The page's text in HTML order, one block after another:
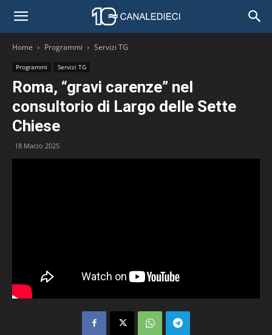
Home Programmi Servizi TG
Programmi Servizi TG
Roma, “gravi carenze” nel
consultorio di Largo delle Sette
Chiese
18 Marzo 2025